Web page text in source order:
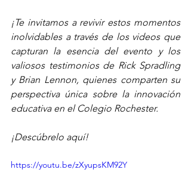
¡Te invitamos a revivir estos momentos
inolvidables a través de los videos que
capturan la esencia del evento y los
valiosos testimonios de Rick Spradling
y Brian Lennon, quienes comparten su
perspectiva única sobre la innovación
educativa en el Colegio Rochester.
¡Descúbrelo aquí!
https://youtu.be/zXyupsKM92Y